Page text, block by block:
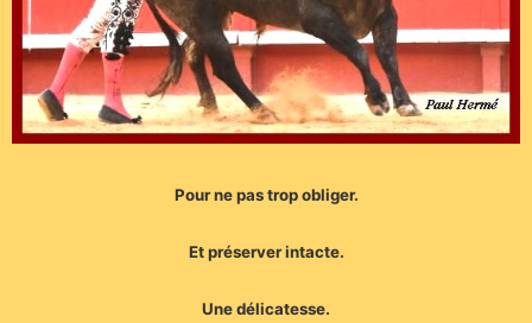
Pour ne pas trop obliger.
Et préserver intacte.
Une délicatesse.